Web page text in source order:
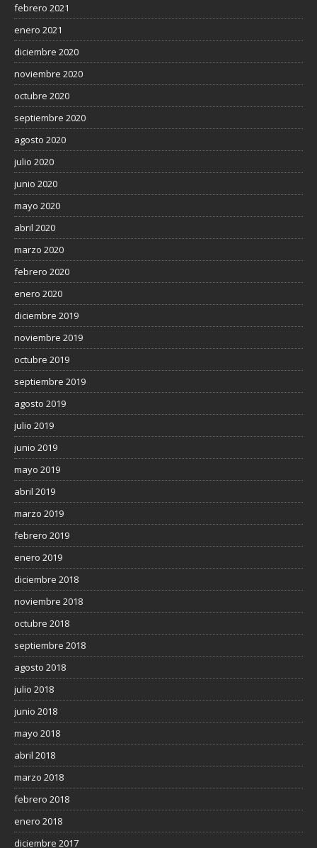
febrero 2021
enero 2021
diciembre 2020
noviembre 2020
octubre 2020
septiembre 2020
agosto 2020
julio 2020
junio 2020
mayo 2020
abril 2020
marzo 2020
febrero 2020
enero 2020
diciembre 2019
noviembre 2019
octubre 2019
septiembre 2019
agosto 2019
julio 2019
junio 2019
mayo 2019
abril 2019
marzo 2019
febrero 2019
enero 2019
diciembre 2018
noviembre 2018
octubre 2018
septiembre 2018
agosto 2018
julio 2018
junio 2018
mayo 2018
abril 2018
marzo 2018
febrero 2018
enero 2018
diciembre 2017